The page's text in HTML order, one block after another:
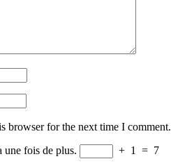
browser for the next time I comment.
une fois de plus.
+ 1 = 7